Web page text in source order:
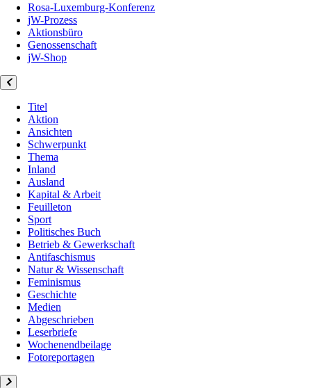
Rosa-Luxemburg-Konferenz
jW-Prozess
Aktionsbüro
Genossenschaft
jW-Shop
Titel
Aktion
Ansichten
Schwerpunkt
Thema
Inland
Ausland
Kapital & Arbeit
Feuilleton
Sport
Politisches Buch
Betrieb & Gewerkschaft
Antifaschismus
Natur & Wissenschaft
Feminismus
Geschichte
Medien
Abgeschrieben
Leserbriefe
Wochenendbeilage
Fotoreportagen